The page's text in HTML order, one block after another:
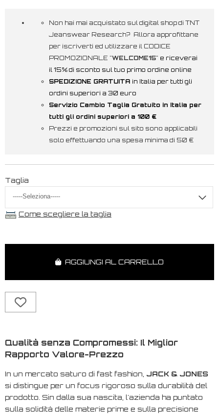
Non hai mai acquistato sul digital shop di TNT
Jeanswear Research? Allora approfittane
per iscriverti ed utilizzare il CODICE
PROMOZIONALE "WELCOME15" e riceverai
il 15% di sconto sul tuo primo ordine online
SPEDIZIONE GRATUITA in Italia per tutti gli
ordini superiori a 30 euro
Servizio Cambio Taglia Gratuito in Italia per
tutti gli ordini superiori a 100 €
Prezzi e promozioni sul sito sono applicabili
solo effettuando una spesa minima di 50 €
Taglia
Come scegliere la taglia
AGGIUNGI AL CARRELLO
Qualità senza Compromessi: Il Miglior
Rapporto Valore-Prezzo
In un mercato saturo di fast fashion JACK & JONES
si distingue per un focus rigoroso sulla durabilità del
prodotto. Sin dalla sua nascita, l'azienda ha puntato
sulla solidità delle materie prime e sulla precisione